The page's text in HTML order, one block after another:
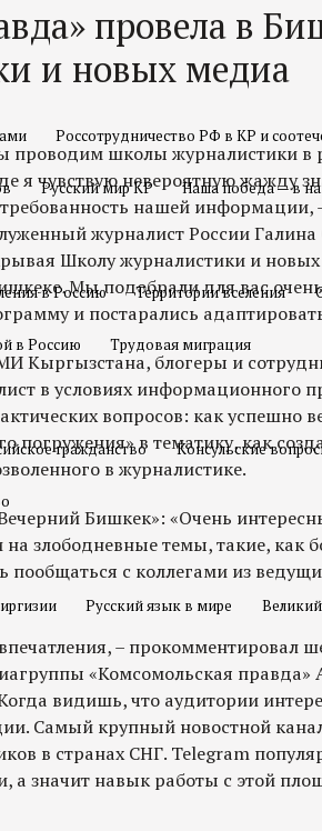
Россотрудничество РФ в КР и
Русский мир КР Наша победа — в
в Россию Территории вселения
в Россию Трудовая миграция
гражданство Консульские
Русский язык в мире
провела в
и новых медиа
проводим школы журналистики в
я чувствую невероятную жажду
нашей информации,
журналист России
Школу журналистики и
Мы подобрали для вас
и постарались
Кыргызстана, блогеры и
в условиях информационного
вопросов: как успешно
погружения» в тематику, как
в журналистике.
Бишкек»: «Очень
на злободневные темы, такие, как
с коллегами из
– прокомментировал
«Комсомольская правда»
видишь, что аудитории
Самый крупный новостной
в странах СНГ. Telegram
а значит навык работы с этой